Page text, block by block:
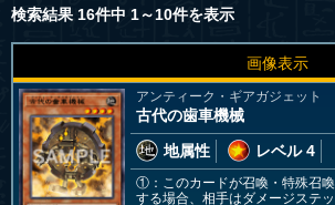
検索結果 16件中 1～10件を表示
画像表示
アンティーク・ギアガジェット
古代の歯車機械
地属性
レベル 4
①：このカードが召喚・特殊召
する場合、相手はダメージステ